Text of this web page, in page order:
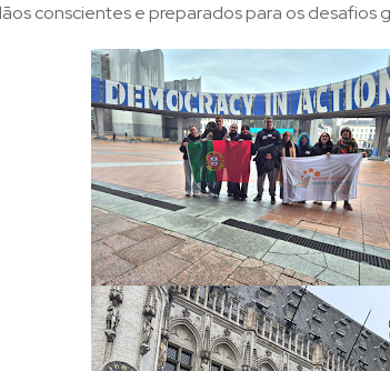
conscientes e preparados para os desafios